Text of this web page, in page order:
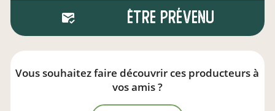
Être prévenu
Vous souhaitez faire découvrir ces producteurs à
vos amis ?